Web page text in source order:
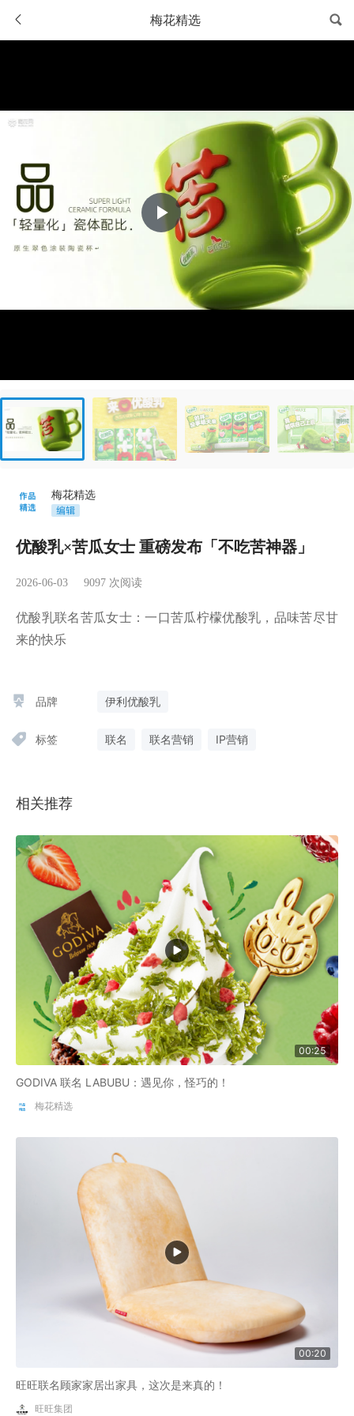
梅花精选
Play
Video
梅花精选
优酸乳×苦瓜女士 重磅发布「不吃苦神器」
2026-06-03 9097 次阅读
优酸乳联名苦瓜女士：一口苦瓜柠檬优酸乳，品味苦尽甘
来的快乐
品牌 伊利优酸乳
标签 联名 联名营销 IP营销
相关推荐
00:25
GODIVA 联名 LABUBU：遇见你，怪巧的！
梅花精选
00:20
旺旺联名顾家家居出家具，这次是来真的！
旺旺集团